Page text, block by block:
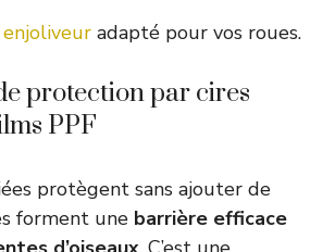
enjoliveur adapté pour vos roues.
protection par cires
PPF
protègent sans ajouter de
forment une barrière efficace